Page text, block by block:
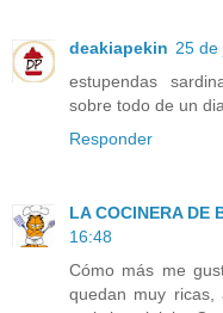
deakiapekin 25 de
estupendas
sobre todo de un
Responder
LA COCINERA DE
16:48
Cómo más me
quedan muy